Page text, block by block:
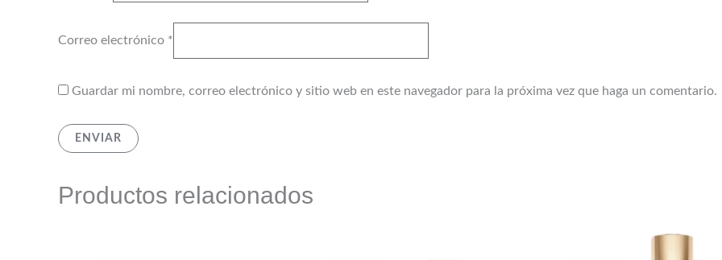
Correo electrónico *
Guardar mi nombre, correo electrónico y sitio web en este navegador para la próxima vez que haga un comentario.
Productos relacionados